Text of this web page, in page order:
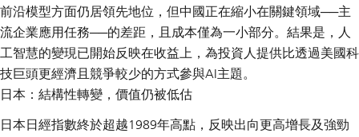
前沿模型方面仍居領先地位，但中國正在縮小在關鍵領域──主
流企業應用任務──的差距，且成本僅為一小部分。結果是，人
工智慧的變現已開始反映在收益上，為投資人提供比透過美國科
技巨頭更經濟且競爭較少的方式參與AI主題。
日本：結構性轉變，價值仍被低估
日本日經指數終於超越1989年高點，反映出向更高增長及強勁